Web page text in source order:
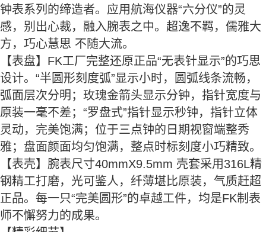
钟表系列的缔造者。应用航海仪器“六分仪”的灵
感，别出心裁，融入腕表之中。超逸不羁，儒雅大
方，巧心慧思 不随大流。
【表盘】FK工厂完整还原正品“无表针显示”的巧思
设计。“半圆形刻度弧”显示小时，圆弧线条流畅，
弧面层次分明；玫瑰金箭头显示分钟，指针宽度与
原装一毫不差；“罗盘式”指针显示秒钟，指针立体
灵动，完美饱满；位于三点钟的日期视窗端整秀
雅；盘面颜面均匀饱满，整点时标刻度小巧精致。
【表壳】腕表尺寸40mmX9.5mm 壳套采用316L精
钢精工打磨，光可鉴人，纤薄堪比原装，气质赶超
正品。每一只“完美圆形”的卓越工件，均是FK制表
师不懈努力的成果。